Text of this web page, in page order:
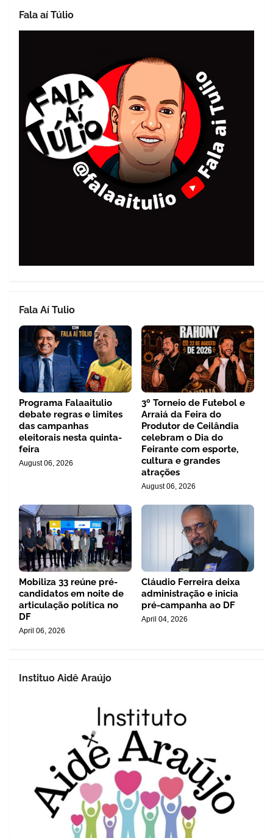
Fala aí Túlio
Fala Aí Tulio
Programa Falaaitulio
debate regras e limites
das campanhas
eleitorais nesta quinta-
feira
August 06, 2026
3º Torneio de Futebol e
Arraiá da Feira do
Produtor de Ceilândia
celebram o Dia do
Feirante com esporte,
cultura e grandes
atrações
August 06, 2026
Mobiliza 33 reúne pré-
candidatos em noite de
articulação política no
DF
April 06, 2026
Cláudio Ferreira deixa
administração e inicia
pré-campanha ao DF
April 04, 2026
Instituo Aidê Araújo